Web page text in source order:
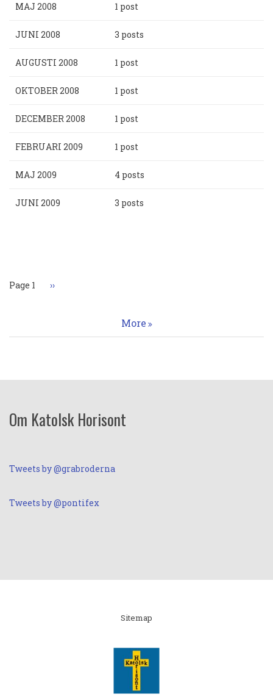
MAJ 2008 1 post
JUNI 2008 3 posts
AUGUSTI 2008 1 post
OKTOBER 2008 1 post
DECEMBER 2008 1 post
FEBRUARI 2009 1 post
MAJ 2009 4 posts
JUNI 2009 3 posts
Page 1 Nästa
››
More
Om Katolsk Horisont
Tweets by @grabroderna
Tweets by @pontifex
Sitemap